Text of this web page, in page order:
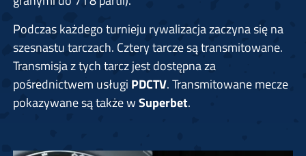
Podczas każdego turnieju rywalizacja zaczyna się na
szesnastu tarczach. Cztery tarcze są transmitowane.
Transmisja z tych tarcz jest dostępna za
pośrednictwem usługi PDCTV. Transmitowane mecze
pokazywane są także wSuperbet.